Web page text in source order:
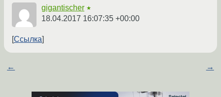
gigantischer ★
18.04.2017 16:07:35 +00:00
Ссылка
← →